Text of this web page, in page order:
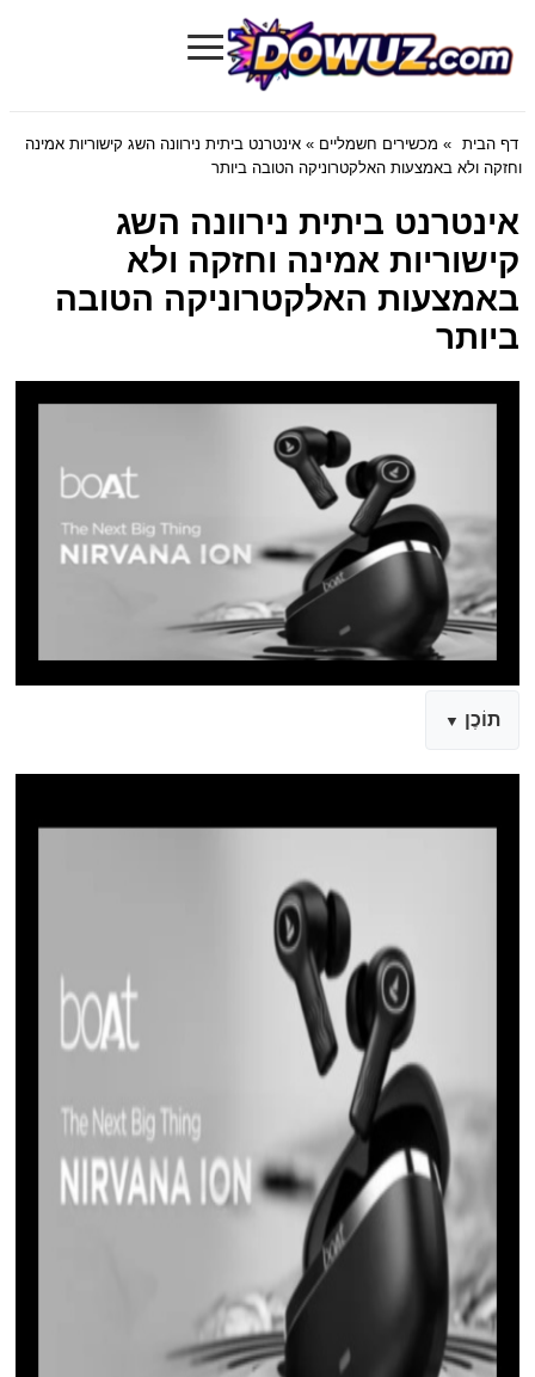
Dowuz.com
≡
דף הבית » מכשירים חשמליים » אינטרנט ביתית נירוונה השג קישוריות אמינה
וחזקה ולא באמצעות האלקטרוניקה הטובה ביותר
אינטרנט ביתית נירוונה השג
קישוריות אמינה וחזקה ולא
באמצעות האלקטרוניקה הטובה
ביותר
תוֹכֶן